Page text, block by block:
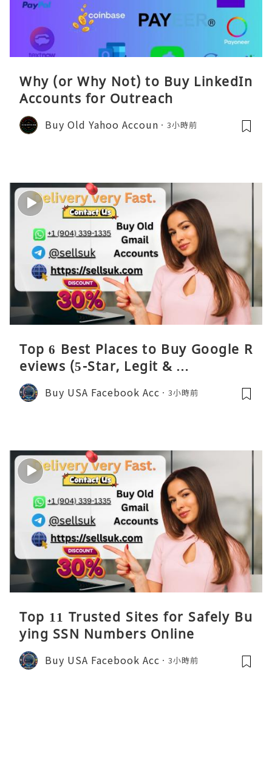
Why (or Why Not) to Buy LinkedIn
Accounts for Outreach
Buy Old Yahoo Accoun 3小時前
Top 6 Best Places to Buy Google R
eviews (5-Star, Legit & …
Buy USA Facebook Acc 3小時前
Top 11 Trusted Sites for Safely Bu
ying SSN Numbers Online
Buy USA Facebook Acc 3小時前